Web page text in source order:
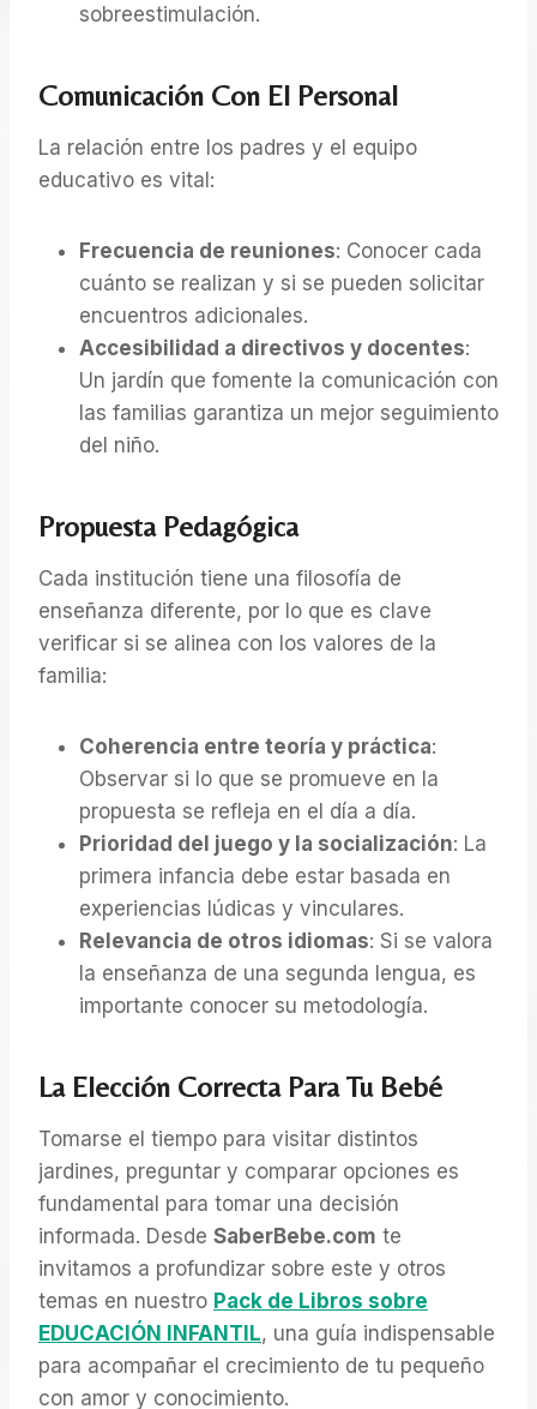
sobreestimulación.
Comunicación Con El Personal
La relación entre los padres y el equipo
educativo es vital:
Frecuencia de reuniones: Conocer cada
cuánto se realizan y si se pueden solicitar
encuentros adicionales.
Accesibilidad a directivos y docentes:
Un jardín que fomente la comunicación con
las familias garantiza un mejor seguimiento
del niño.
Propuesta Pedagógica
Cada institución tiene una filosofía de
enseñanza diferente, por lo que es clave
verificar si se alinea con los valores de la
familia:
Coherencia entre teoría y práctica:
Observar si lo que se promueve en la
propuesta se refleja en el día a día.
Prioridad del juego y la socialización: La
primera infancia debe estar basada en
experiencias lúdicas y vinculares.
Relevancia de otros idiomas: Si se valora
la enseñanza de una segunda lengua, es
importante conocer su metodología.
La Elección Correcta Para Tu Bebé
Tomarse el tiempo para visitar distintos
jardines, preguntar y comparar opciones es
fundamental para tomar una decisión
informada. Desde SaberBebe.com te
invitamos a profundizar sobre este y otros
temas en nuestro Pack de Libros sobre
EDUCACIÓN INFANTIL, una guía indispensable
para acompañar el crecimiento de tu pequeño
con amor y conocimiento.